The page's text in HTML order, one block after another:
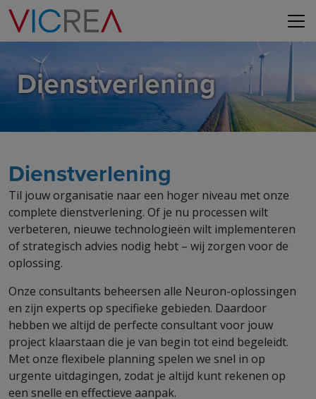
Dienstverlening
Dienstverlening
Til jouw organisatie naar een hoger niveau met onze
complete dienstverlening. Of je nu processen wilt
verbeteren, nieuwe technologieën wilt implementeren
of strategisch advies nodig hebt – wij zorgen voor de
oplossing.
Onze consultants beheersen alle Neuron-oplossingen
en zijn experts op specifieke gebieden. Daardoor
hebben we altijd de perfecte consultant voor jouw
project klaarstaan die je van begin tot eind begeleidt.
Met onze flexibele planning spelen we snel in op
urgente uitdagingen, zodat je altijd kunt rekenen op
een snelle en effectieve aanpak.